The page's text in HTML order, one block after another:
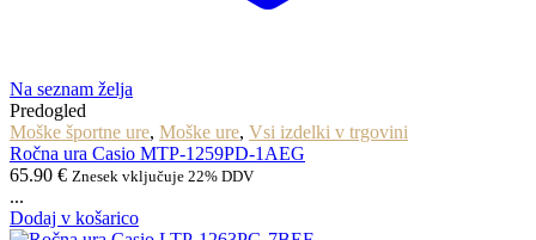
Na seznam želja
Predogled
Moške športne ure, Moške ure, Vsi izdelki v trgovini
Ročna ura Casio MTP-1259PD-1AEG
65.90 € Znesek vključuje 22% DDV
...
Dodaj v košarico